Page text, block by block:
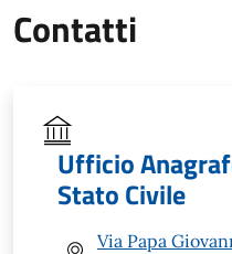
Contatti
Ufficio
Stato Civile
Via Papa